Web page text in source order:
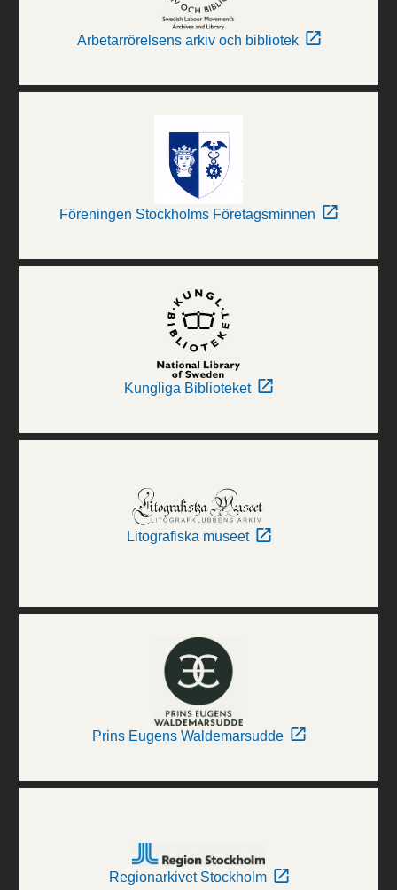
Arbetarrörelsens arkiv och bibliotek
Föreningen Stockholms Företagsminnen
Kungliga Biblioteket
Litografiska museet
Prins Eugens Waldemarsudde
Regionarkivet Stockholm